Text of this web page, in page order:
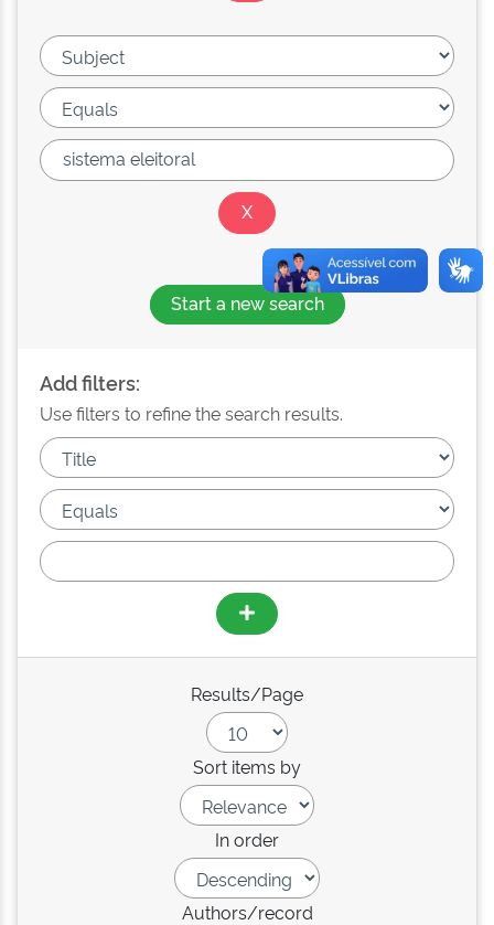
Start a new search
Add filters:
Use filters to refine the search results.
Results/Page
Sort items by
In order
Authors/record